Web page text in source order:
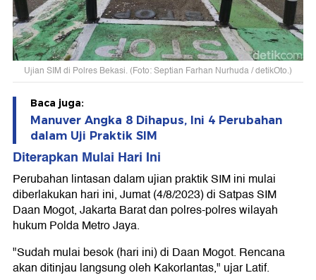
Ujian SIM di Polres Bekasi. (Foto: Septian Farhan Nurhuda / detikOto.)
Baca juga:
Manuver Angka 8 Dihapus, Ini 4 Perubahan
dalam Uji Praktik SIM
Diterapkan Mulai Hari Ini
Perubahan lintasan dalam ujian praktik SIM ini mulai
diberlakukan hari ini, Jumat (4/8/2023) di Satpas SIM
Daan Mogot, Jakarta Barat dan polres-polres wilayah
hukum Polda Metro Jaya.
"Sudah mulai besok (hari ini) di Daan Mogot. Rencana
akan ditinjau langsung oleh Kakorlantas," ujar Latif.